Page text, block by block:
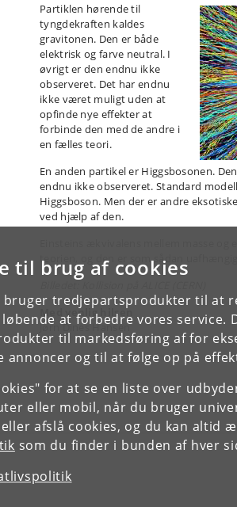
til brug af cookies
tredjepartsprodukter til at
at forbedre vores service.
til markedsføring af for
annoncer og til at følge op på
for at se en liste over
eller mobil, når du bruger
afslå cookies, og du kan altid
som du finder i bunden af hver
Partiklen hørende til
tyngdekraften kaldes
gravitonen. Den er både
elektrisk og farve neutral. I
øvrigt er den endnu ikke
observeret. Det har endnu
ikke været muligt uden at
opfinde nye effekter at
forbinde den med de andre i
en fælles teori.
En anden partikel er Higgsbosonen.
endnu ikke observeret. Standard
Higgsboson. Men der er andre
ved hjælp af den.
teorien, og den er som sådan
Med venlig hilsen
Jørn Dines Hansen